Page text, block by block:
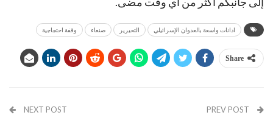
ادانات واسعة بالعدوان الإسرائيلي التحيرير صنعاء وقفة احتجاجية
Share
NEXT POST